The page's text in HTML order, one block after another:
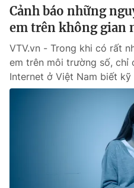
Cảnh báo những
em trên không gian
VTV.vn - Trong khi có rất
em trên môi trường số, chỉ
Internet ở Việt Nam biết